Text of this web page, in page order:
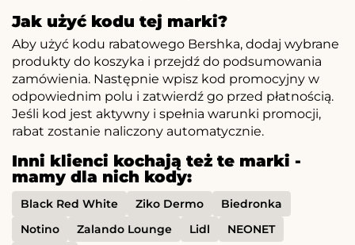
Jak użyć kodu tej marki?
Aby użyć kodu rabatowego Bershka, dodaj wybrane
produkty do koszyka i przejdź do podsumowania
zamówienia. Następnie wpisz kod promocyjny w
odpowiednim polu i zatwierdź go przed płatnością.
Jeśli kod jest aktywny i spełnia warunki promocji,
rabat zostanie naliczony automatycznie.
Inni klienci kochają też te marki -
mamy dla nich kody:
Black Red White Ziko Dermo
Biedronka
Notino
Zalando Lounge Lidl
NEONET